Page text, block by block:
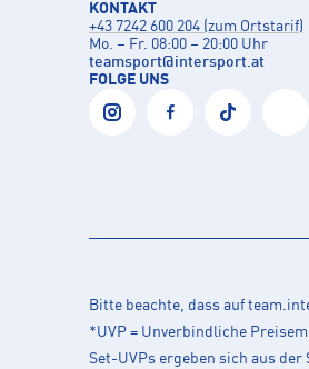
KONTAKT
+43 7242 600 204 (zum Ortstarif)
Mo. – Fr. 08:00 – 20:00 Uhr
teamsport@intersport.at
FOLGE UNS
Bitte beachte, dass auf
*UVP = Unverbindliche
Set-UVPs ergeben sich aus